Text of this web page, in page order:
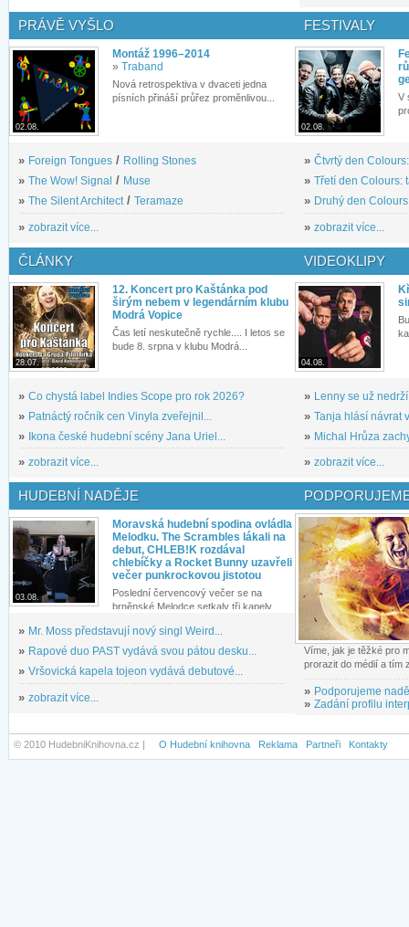
PRÁVĚ VYŠLO
02.08.
Montáž 1996–2014
» Traband
Nová retrospektiva v dvaceti jedna
písních přináší průřez proměnlivou...
» Foreign Tongues / Rolling Stones
» The Wow! Signal / Muse
» The Silent Architect/ Teramaze
» zobrazit více...
FESTIVALY
02.08.
V
» Čtvrtý den
» Třetí den Colours:
» Druhý den
» zobrazit více...
ČLÁNKY
28.07.
12. Koncert pro Kaštánka pod
širým nebem v legendárním klubu
Modrá Vopice
Čas letí neskutečně rychle.... I letos se
bude 8. srpna v klubu Modrá...
» Co chystá label Indies Scope pro rok 2026?
» Patnáctý ročník cen Vinyla zveřejnil...
» Ikona české hudební scény Jana Uriel...
» zobrazit více...
VIDEOKLIPY
04.08.
» Lenny se už
» Tanja hlásí návrat
» Michal Hrůza
» zobrazit více...
HUDEBNÍ NADĚJE
03.08.
Moravská hudební spodina ovládla
Melodku. The Scrambles lákali na
debut, CHLEB!K rozdával
chlebíčky a Rocket Bunny uzavřeli
večer punkrockovou jistotou
Poslední červencový večer se na
brněnské Melodce setkaly tři kapely...
» Mr. Moss představují nový singl Weird...
» Rapové duo PAST vydává svou pátou desku...
» Vršovická kapela tojeon vydává debutové...
» zobrazit více...
Víme, jak je těžké pro
prorazit do médií a tím
» Podporujeme
» Zadání profilu
© 2010 HudebniKnihovna.cz | O Hudební knihovna Reklama Partneři Kontakty